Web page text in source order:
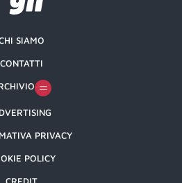
SIAMO
CONTATTI
PRIVACY
POLICY